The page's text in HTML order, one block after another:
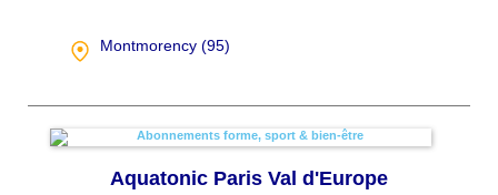
Montmorency (95)
Aquatonic Paris Val d'Europe